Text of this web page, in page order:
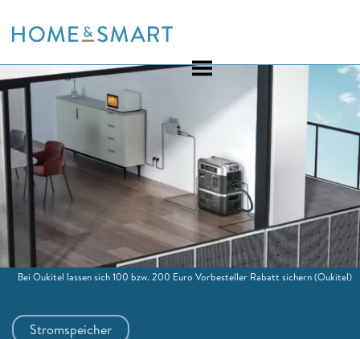
to
Stromspeicher
Bei Oukitel lassen sich 100 bzw. 200 Euro Vorbesteller Rabatt sichern(Oukitel)